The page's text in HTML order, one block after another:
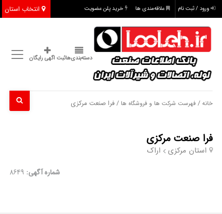
انتخاب استان ورود / ثبت نام علاقه‌مندی ها خرید پلن عضویت
دسته‌بندی‌هاثبت اگهی رایگان
خانه /فهرست شرکت ها و فروشگاه ها / فرا صنعت مرکزی
فرا صنعت مرکزی
استان مرکزی اراک
شماره آگهی: 8649